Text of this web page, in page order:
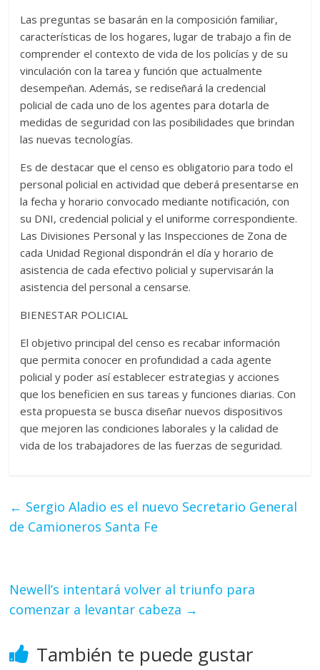
Las preguntas se basarán en la composición familiar,
características de los hogares, lugar de trabajo a fin de
comprender el contexto de vida de los policías y de su
vinculación con la tarea y función que actualmente
desempeñan. Además, se rediseñará la credencial
policial de cada uno de los agentes para dotarla de
medidas de seguridad con las posibilidades que brindan
las nuevas tecnologías.
Es de destacar que el censo es obligatorio para todo el
personal policial en actividad que deberá presentarse en
la fecha y horario convocado mediante notificación, con
su DNI, credencial policial y el uniforme correspondiente.
Las Divisiones Personal y las Inspecciones de Zona de
cada Unidad Regional dispondrán el día y horario de
asistencia de cada efectivo policial y supervisarán la
asistencia del personal a censarse.
BIENESTAR POLICIAL
El objetivo principal del censo es recabar información
que permita conocer en profundidad a cada agente
policial y poder así establecer estrategias y acciones
que los beneficien en sus tareas y funciones diarias. Con
esta propuesta se busca diseñar nuevos dispositivos
que mejoren las condiciones laborales y la calidad de
vida de los trabajadores de las fuerzas de seguridad.
← Sergio Aladio es el nuevo Secretario General
de Camioneros Santa Fe
Newell’s intentará volver al triunfo para
comenzar a levantar cabeza →
También te puede gustar